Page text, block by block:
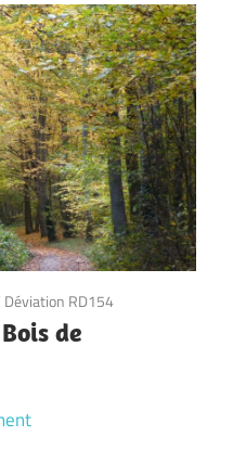
Déviation RD154
de